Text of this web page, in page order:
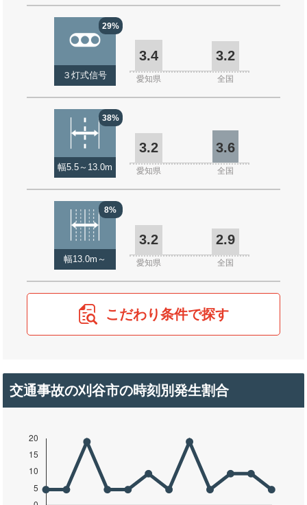
29%
３灯式信号
3.4 3.2
愛知県 全国
38%
幅5.5～13.0m
3.2 3.6
愛知県 全国
8%
幅13.0m～
3.2 2.9
愛知県 全国
こだわり条件で探す
交通事故の刈谷市の時刻別発生割合